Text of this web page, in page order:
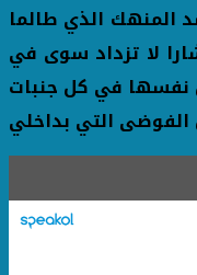
المنهك الذي طالما
لا تزداد سوى في
نفسها في كل جنبات